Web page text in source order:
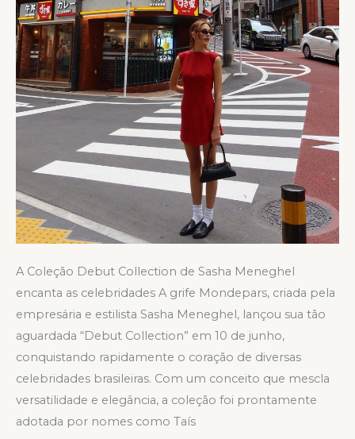
A Coleção Debut Collection de Sasha Meneghel
encanta as celebridades A grife Mondepars, criada pela
empresária e estilista Sasha Meneghel, lançou sua tão
aguardada “Debut Collection” em 10 de junho,
conquistando rapidamente o coração de diversas
celebridades brasileiras. Com um conceito que mescla
versatilidade e elegância, a coleção foi prontamente
adotada por nomes como Taís